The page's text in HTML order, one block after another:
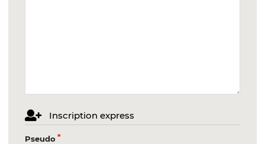
Inscription express
Pseudo